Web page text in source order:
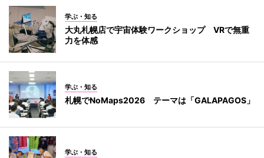
学ぶ・知る
大丸札幌店で宇宙体験ワークショップ VRで無重
力を体感
学ぶ・知る
札幌でNoMaps2026 テーマは「GALAPAGOS」
学ぶ・知る